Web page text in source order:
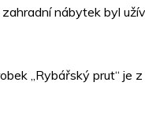
nábytek byl
„Rybářský prut“ je